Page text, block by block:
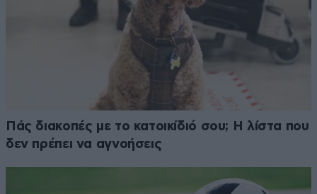
Πάς διακοπές με το κατοικίδιό σου; Η λίστα που
δεν πρέπει να αγνοήσεις